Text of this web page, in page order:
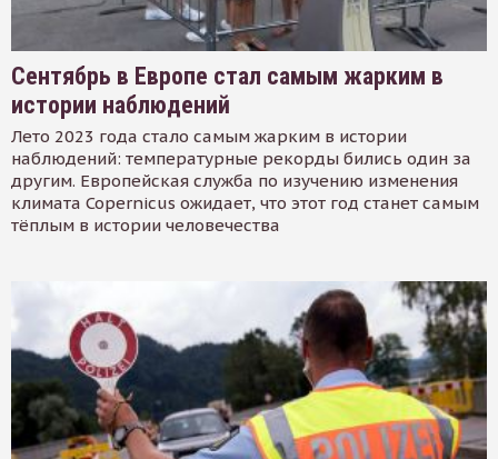
Сентябрь в Европе стал самым жарким в
истории наблюдений
Лето 2023 года стало самым жарким в истории
наблюдений: температурные рекорды бились один за
другим. Европейская служба по изучению изменения
климата Copernicus ожидает, что этот год станет самым
тёплым в истории человечества